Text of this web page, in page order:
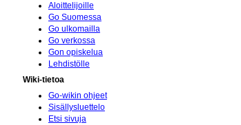
Aloittelijoille
Go Suomessa
Go ulkomailla
Go verkossa
Gon opiskelua
Lehdistölle
Wiki-tietoa
Go-wikin ohjeet
Sisällysluettelo
Etsi sivuja